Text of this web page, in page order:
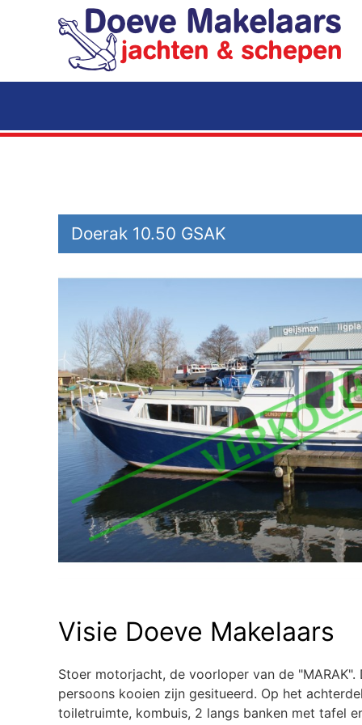
Terug naar hoofdinhoud
Doerak 10.50 GSAK
Visie Doeve Makelaars
Stoer motorjacht, de voorloper van de
persoons kooien zijn gesitueerd. Op het
toiletruimte, kombuis, 2 langs banken met tafel